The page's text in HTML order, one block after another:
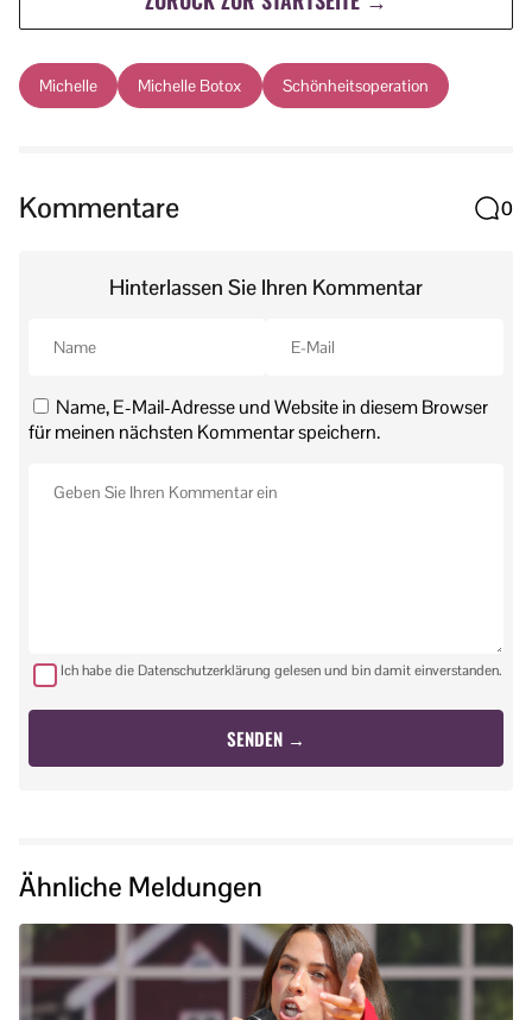
Michelle Michelle Botox Schönheitsoperation
Kommentare 0
Hinterlassen Sie Ihren Kommentar
Name, E-Mail-Adresse und Website in diesem Browser
für meinen nächsten Kommentar speichern.
Ich habe die Datenschutzerklärung gelesen und bin damit einverstanden.
Ähnliche Meldungen